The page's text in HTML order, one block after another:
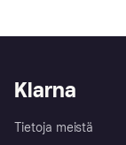
Klarna
Tietoja meistä